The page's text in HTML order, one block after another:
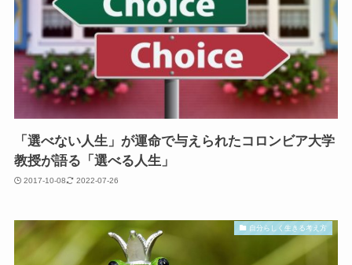
「選べない人生」が運命で与えられたコロンビア大学
教授が語る「選べる人生」
2017-10-08 2022-07-26
自分らしく生きる考え方